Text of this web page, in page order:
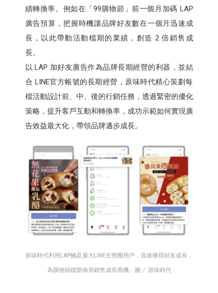
績轉換率。例如在「99購物節」前一個月加碼 LAP
廣告預算，把握時機讓品牌好友數在一個月迅速成
長，以此帶動活動檔期的業績，創造 2 倍銷售成
長。
以 LAP 加好友廣告作為品牌長期經營的利器，並結
合 LINE官方帳號的長期經營，原味時代精心策劃每
檔活動設計前、中、後的行銷任務，透過緊密的優化
策略，提升客戶互動和轉換率，成功示範如何實現廣
告效益最大化，帶領品牌邁步成長。
原味時代利用LAP觸及廣大LINE生態圈用戶，迅速獲得好友成長，
為購物節檔期佈局銷售成長商機。圖／ 原味時代